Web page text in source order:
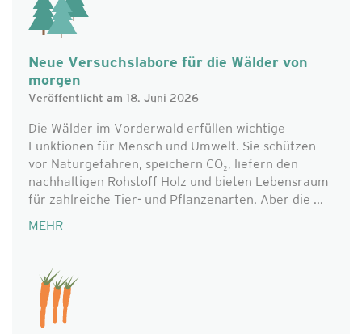
Neue Versuchslabore für die Wälder von
morgen
Veröffentlicht am 18. Juni 2026
Die Wälder im Vorderwald erfüllen wichtige
Funktionen für Mensch und Umwelt. Sie schützen
vor Naturgefahren, speichern CO₂, liefern den
nachhaltigen Rohstoff Holz und bieten Lebensraum
für zahlreiche Tier- und Pflanzenarten. Aber die ...
MEHR